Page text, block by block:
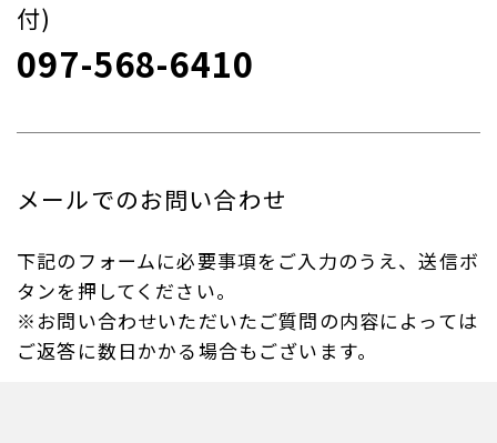
付)
097-568-6410
メールでのお問い合わせ
下記のフォームに必要事項をご入力のうえ、送信ボ
タンを押してください。
※お問い合わせいただいたご質問の内容によっては
ご返答に数日かかる場合もございます。